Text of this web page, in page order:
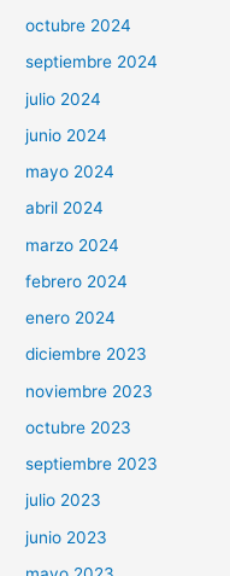
octubre 2024
septiembre 2024
julio 2024
junio 2024
mayo 2024
abril 2024
marzo 2024
febrero 2024
enero 2024
diciembre 2023
noviembre 2023
octubre 2023
septiembre 2023
julio 2023
junio 2023